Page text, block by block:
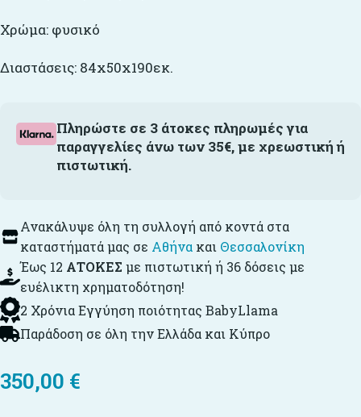
Χρώμα: φυσικό
Διαστάσεις: 84x50x190εκ.
Πληρώστε σε 3 άτοκες πληρωμές για
παραγγελίες άνω των 35€, με χρεωστική ή
πιστωτική.
Ανακάλυψε όλη τη συλλογή από κοντά στα
καταστήματά μας σε Αθήνα και Θεσσαλονίκη
Έως 12 ΑΤΟΚΕΣ με πιστωτική ή 36 δόσεις με
ευέλικτη χρηματοδότηση!
2 Χρόνια Εγγύηση ποιότητας BabyLlama
Παράδοση σε όλη την Ελλάδα και Κύπρο
350,00 €